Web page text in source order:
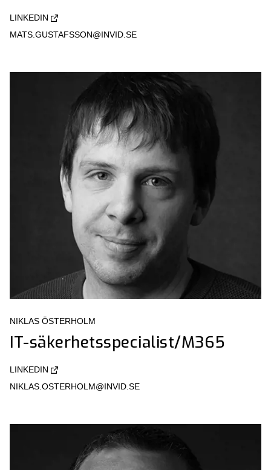
LINKEDIN
MATS.GUSTAFSSON@INVID.SE
NIKLAS ÖSTERHOLM
IT-säkerhetsspecialist/M365
LINKEDIN
NIKLAS.OSTERHOLM@INVID.SE